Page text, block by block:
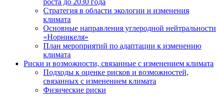
Стратегия в области экологии и изменения
климата
Основные направления углеродной нейтральности
«Норникеля»
План мероприятий по адаптации к изменению
климата
Риски и возможности, связанные с изменением климата
Подходы к оценке рисков и возможностей,
связанных с изменением климата
Физические риски